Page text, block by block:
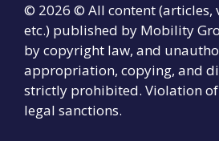
© 2026 © All content (articles,
etc.) published by Mobility
by copyright law, and
appropriation, copying, and
strictly prohibited. Violation
legal sanctions.